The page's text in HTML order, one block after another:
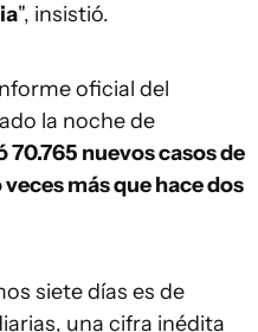
", insistió.
oficial del
la noche de
70.765 nuevos casos de
más que hace dos
siete días es de
una cifra inédita